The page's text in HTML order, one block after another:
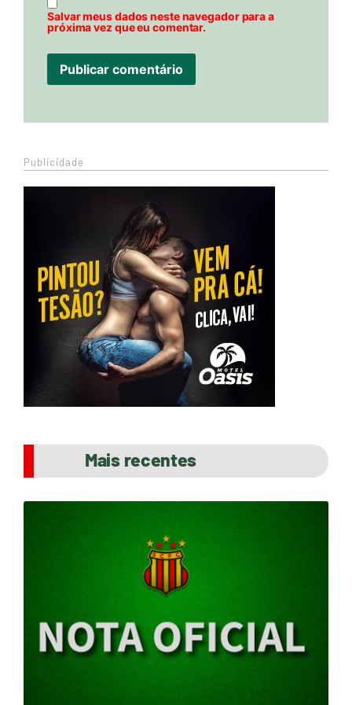
Salvar meus dados neste navegador para a
próxima vez que eu comentar.
Publicidade
Mais recentes